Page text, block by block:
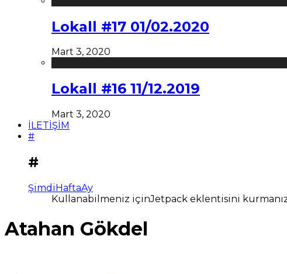
Lokall #17 01/02.2020
Mart 3, 2020
Lokall #16 11/12.2019
Mart 3, 2020
İLETİŞİM
#
#
ŞimdiHaftaAy
Kullanabilmeniz içinJetpack eklentisini
Atahan Gökdel